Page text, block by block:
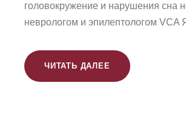
головокружение и нарушения сна
неврологом и эпилептологом
ЧИТАТЬ ДАЛЕЕ